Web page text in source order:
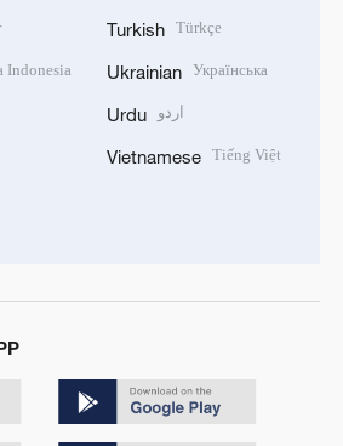
Indonesia
Turkish Türkçe
Ukrainian Українська
Urdu اردو
Vietnamese Tiếng Việt